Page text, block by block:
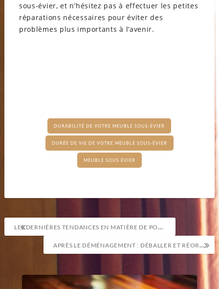
sous-évier, et n’hésitez pas à effectuer les petites
réparations nécessaires pour éviter des
problèmes plus importants à l’avenir.
DURABILITÉ DE VOTRE MEUBLE SOUS-ÉVIER
DURÉE DE VIE DE VOTRE MEUBLE SOUS-ÉVIER
MEUBLE SOUS ÉVIER
Navigation
de
l’article
LES DERNIÈRES TENDANCES EN MATIÈRE DE PORTES D’ENTRÉE VITRÉES
APRÈS LE DÉMÉNAGEMENT : DÉBALLER ET RÉORGANISER VOS MEUBLES LOURDS DANS VOTRE NOUVEAU CHEZ-VOUS